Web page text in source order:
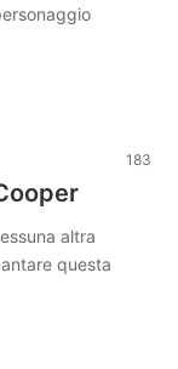
183
altra
questa